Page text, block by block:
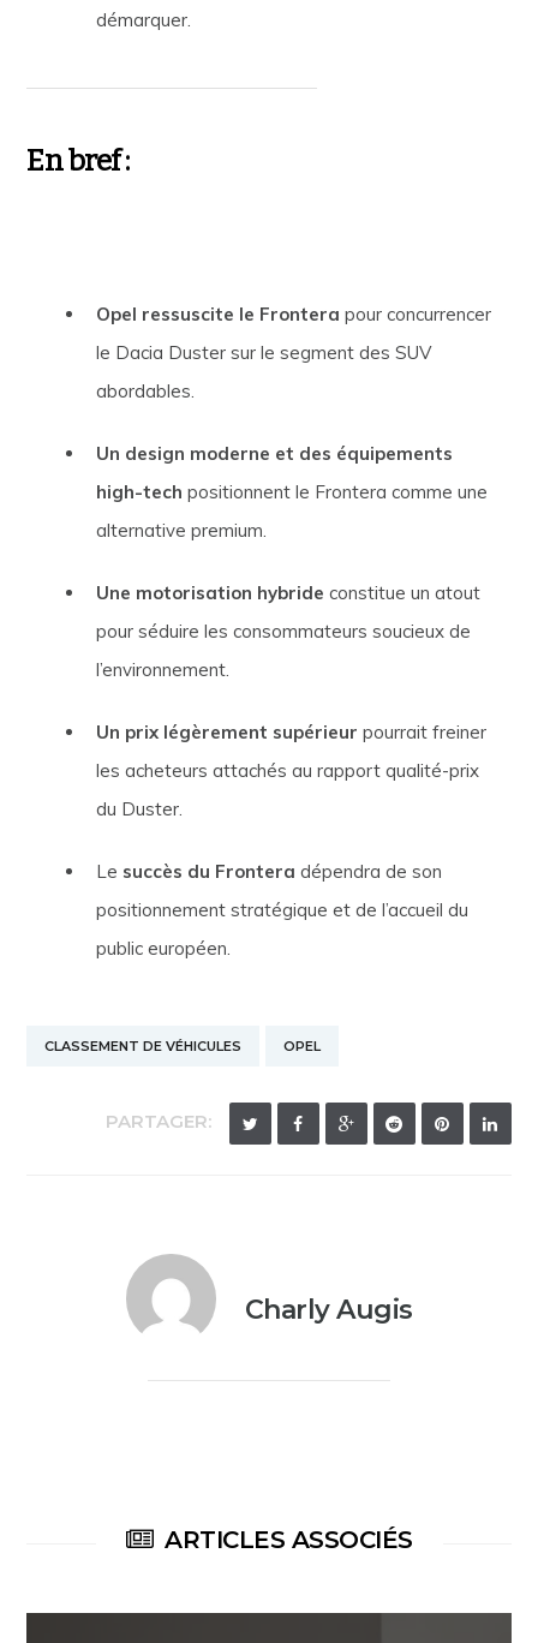
démarquer.
En bref :
Opel ressuscite le Frontera pour concurrencer
le Dacia Duster sur le segment des SUV
abordables.
Un design moderne et des équipements
high-tech positionnent le Frontera comme une
alternative premium.
Une motorisation hybride constitue un atout
pour séduire les consommateurs soucieux de
l’environnement.
Un prix légèrement supérieur pourrait freiner
les acheteurs attachés au rapport qualité-prix
du Duster.
Le succès du Frontera dépendra de son
positionnement stratégique et de l’accueil du
public européen.
CLASSEMENT DE VÉHICULES OPEL
PARTAGER:
Charly Augis
ARTICLES ASSOCIÉS